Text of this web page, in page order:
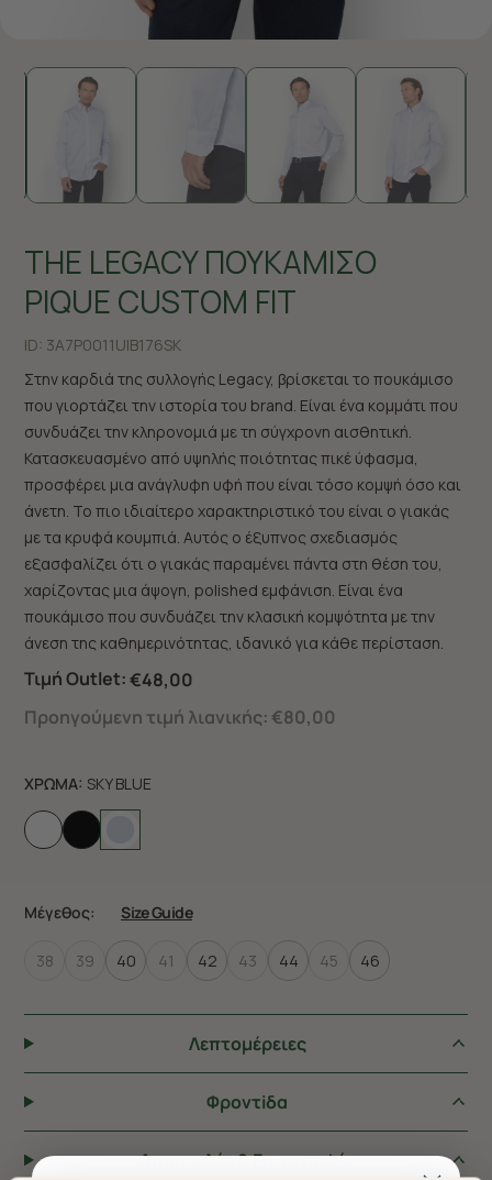
THE LEGACY ΠΟΥΚΑΜΙΣΟ
PIQUE CUSTOM FIT
ID: 3A7P0011U|B176SK
Στην καρδιά της συλλογής Legacy, βρίσκεται το πουκάμισο
που γιορτάζει την ιστορία του brand. Είναι ένα κομμάτι που
συνδυάζει την κληρονομιά με τη σύγχρονη αισθητική.
Κατασκευασμένο από υψηλής ποιότητας πικέ ύφασμα,
προσφέρει μια ανάγλυφη υφή που είναι τόσο κομψή όσο και
άνετη. Το πιο ιδιαίτερο χαρακτηριστικό του είναι ο γιακάς
με τα κρυφά κουμπιά. Αυτός ο έξυπνος σχεδιασμός
εξασφαλίζει ότι ο γιακάς παραμένει πάντα στη θέση του,
χαρίζοντας μια άψογη, polished εμφάνιση. Είναι ένα
πουκάμισο που συνδυάζει την κλασική κομψότητα με την
άνεση της καθημερινότητας, ιδανικό για κάθε περίσταση.
Τιμή Outlet:€48,00
Προηγούμενη τιμή λιανικής: €80,00
ΧΡΩΜΑ: SKY BLUE
Μέγεθος: Size Guide
38 39 40 41 42 43 44 45 46
Λεπτομέρειες
Φροντiδα
Αποστολές & Επιστροφές